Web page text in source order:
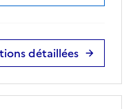
détaillées